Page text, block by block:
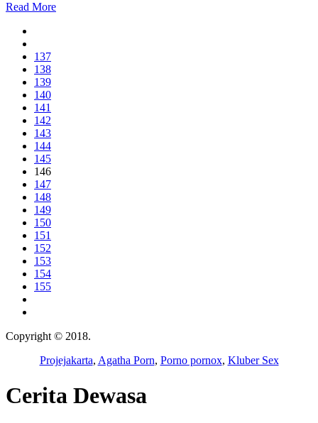
Read More
137
138
139
140
141
142
143
144
145
146
147
148
149
150
151
152
153
154
155
Copyright © 2018.
Projejakarta, Agatha Porn, Porno pornox, Kluber Sex
Cerita Dewasa